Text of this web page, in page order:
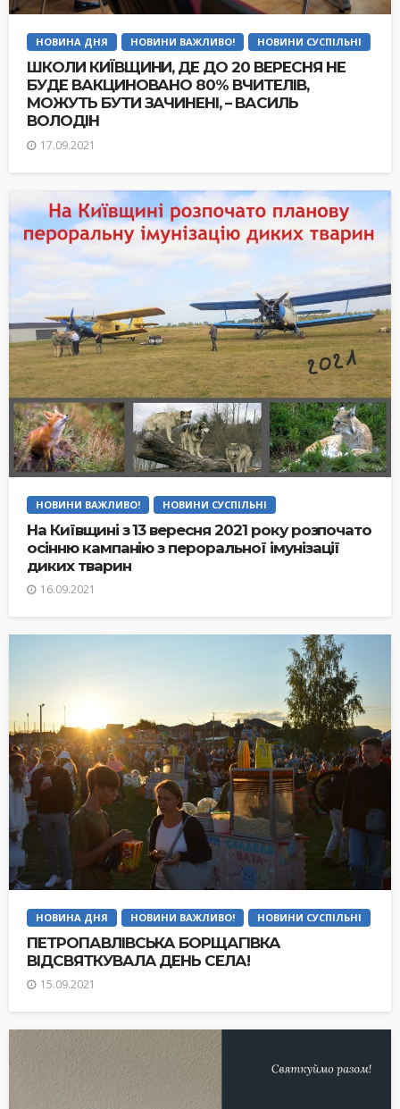
НОВИНА ДНЯ НОВИНИ ВАЖЛИВО! НОВИНИ СУСПІЛЬНІ
ШКОЛИ КИЇВЩИНИ, ДЕ ДО 20 ВЕРЕСНЯ НЕ
БУДЕ ВАКЦИНОВАНО 80% ВЧИТЕЛІВ,
МОЖУТЬ БУТИ ЗАЧИНЕНІ, – ВАСИЛЬ
ВОЛОДІН
17.09.2021
НОВИНИ ВАЖЛИВО! НОВИНИ СУСПІЛЬНІ
На Київщині з 13 вересня 2021 року розпочато
осінню кампанію з пероральної імунізації
диких тварин
16.09.2021
НОВИНА ДНЯ НОВИНИ ВАЖЛИВО! НОВИНИ СУСПІЛЬНІ
ПЕТРОПАВЛІВСЬКА БОРЩАГІВКА
ВІДСВЯТКУВАЛА ДЕНЬ СЕЛА!
15.09.2021